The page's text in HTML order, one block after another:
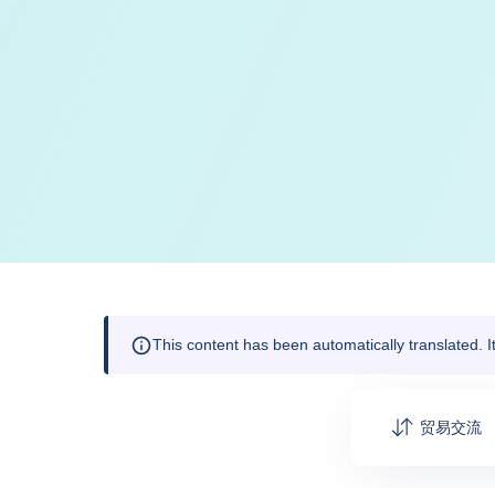
This content has been automatically translated.
贸易交流